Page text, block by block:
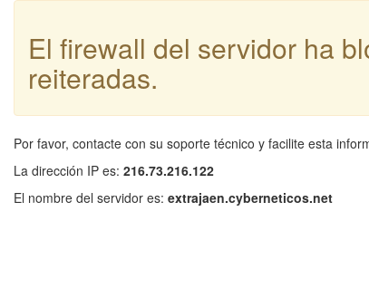
El firewall del servidor ha
reiteradas.
Por favor, contacte con su soporte técnico y facilite esta
La dirección IP es: 216.73.216.122
El nombre del servidor es: extrajaen.cyberneticos.net